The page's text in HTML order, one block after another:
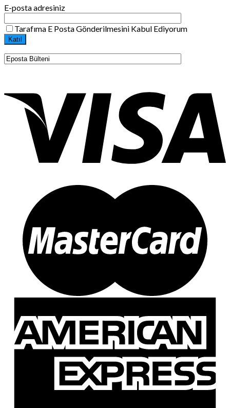
E-posta adresiniz
Tarafıma E Posta Gönderilmesini Kabul Ediyorum